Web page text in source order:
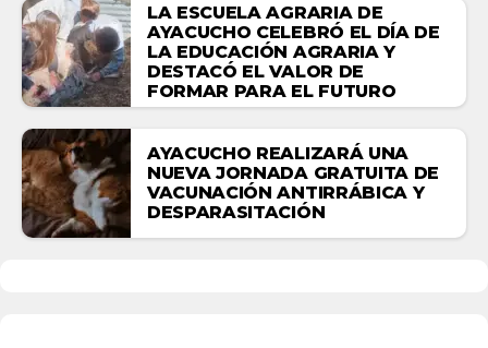
LA ESCUELA AGRARIA DE
AYACUCHO CELEBRÓ EL DÍA DE
LA EDUCACIÓN AGRARIA Y
DESTACÓ EL VALOR DE
FORMAR PARA EL FUTURO
AYACUCHO REALIZARÁ UNA
NUEVA JORNADA GRATUITA DE
VACUNACIÓN ANTIRRÁBICA Y
DESPARASITACIÓN